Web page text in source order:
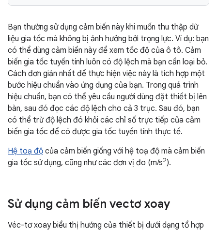
Bạn thường sử dụng cảm biến này khi muốn thu thập dữ
liệu gia tốc mà không bị ảnh hưởng bởi trọng lực. Ví dụ: bạn
có thể dùng cảm biến này để xem tốc độ của ô tô. Cảm
biến gia tốc tuyến tính luôn có độ lệch mà bạn cần loại bỏ.
Cách đơn giản nhất để thực hiện việc này là tích hợp một
bước hiệu chuẩn vào ứng dụng của bạn. Trong quá trình
hiệu chuẩn, bạn có thể yêu cầu người dùng đặt thiết bị lên
bàn, sau đó đọc các độ lệch cho cả 3 trục. Sau đó, bạn
có thể trừ độ lệch đó khỏi các chỉ số trực tiếp của cảm
biến gia tốc để có được gia tốc tuyến tính thực tế.
Hệ toạ độ của cảm biến giống với hệ toạ độ mà cảm biến
gia tốc sử dụng, cũng như các đơn vị đo (m/s2).
Sử dụng cảm biến vectơ xoay
Véc-tơ xoay biểu thị hướng của thiết bị dưới dạng tổ hợp